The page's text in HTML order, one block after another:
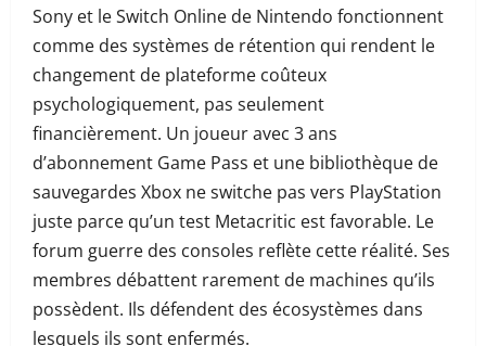
Sony et le Switch Online de Nintendo fonctionnent
comme des systèmes de rétention qui rendent le
changement de plateforme coûteux
psychologiquement, pas seulement
financièrement. Un joueur avec 3 ans
d’abonnement Game Pass et une bibliothèque de
sauvegardes Xbox ne switche pas vers PlayStation
juste parce qu’un test Metacritic est favorable. Le
forum guerre des consoles reflète cette réalité. Ses
membres débattent rarement de machines qu’ils
possèdent. Ils défendent des écosystèmes dans
lesquels ils sont enfermés.